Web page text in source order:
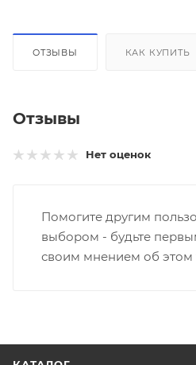
ОТЗЫВЫ КАК КУПИТЬ
Отзывы
Нет оценок
Помогите другим
выбором - будьте
своим мнением об этом